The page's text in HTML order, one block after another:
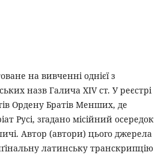
на вивченні однієї з
назв Галича XIV ст. У реєстрі
Ордену Братів Менших, де
Русі, згадано місійний осередок
Автор (автори) цього джерела
латинську транскрипцію